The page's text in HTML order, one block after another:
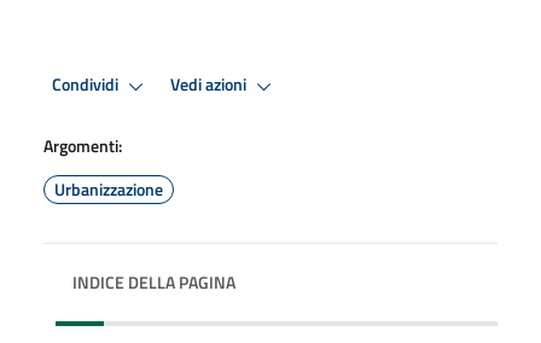
Condividi Vedi azioni
Argomenti:
Urbanizzazione
INDICE DELLA PAGINA